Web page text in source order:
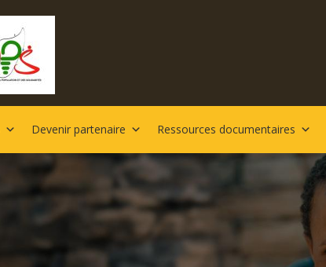
Devenir partenaire Ressources documentaires